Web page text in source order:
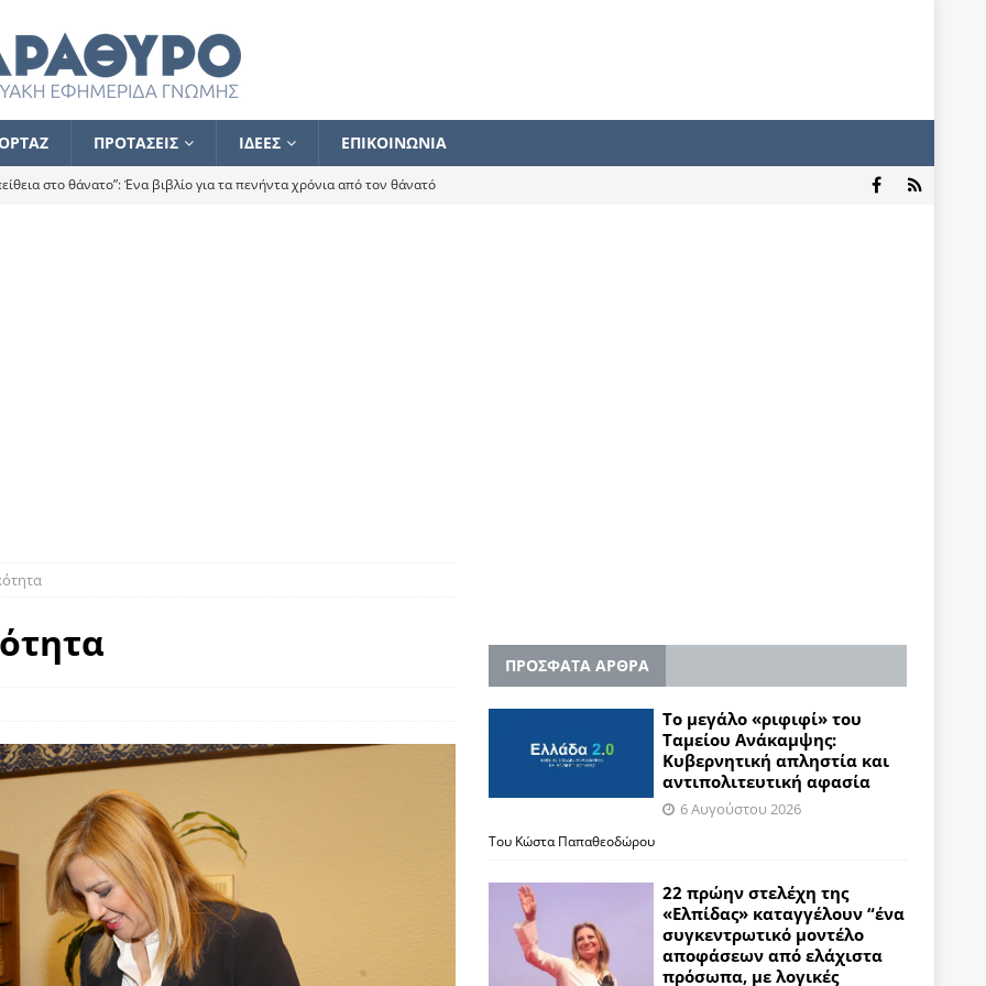
ΠΡΟΤΑΣΕΙΣ ΙΔΕΕΣ ΕΠΙΚΟΙΝΩΝΙΑ
στο θάνατο”: Ένα βιβλίο για τα πενήντα χρόνια από τον θάνατό
καταγγέλουν “ένα συγκεντρωτικό μοντέλο αποφάσεων από
και παρασκηνιακών ανταγωνισμών”
τελειώνει
ΠΑΡΕΜΒΑΣΕΙΣ
ΑΝΑΓΝΩΣΕΙΣ
τον Αντιδιαφωτισμό στον ψηφιακό Κοινωνικό Δαρβινισμό
βάζει τα χέρια της και βγάζει τα μάτια της
ΗΠΑ-Σαουδικής Αραβίας
ΠΡΟΣΦΑΤΑ ΑΡΘΡΑ
Το μεγάλο «ριφιφί» του
Ταμείου Ανάκαμψης:
Κυβερνητική απληστία και
αντιπολιτευτική αφασία
6 Αυγούστου 2026
Του Κώστα Παπαθεοδώρου
22 πρώην στελέχη της
«Ελπίδας» καταγγέλουν “ένα
συγκεντρωτικό μοντέλο
αποφάσεων από ελάχιστα
πρόσωπα, με λογικές